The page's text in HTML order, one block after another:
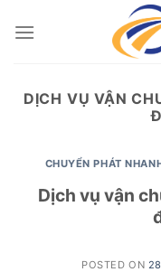
DỊCH VỤ VẬN
CHUYỂN PHÁT
Dịch vụ vận
POSTED ON